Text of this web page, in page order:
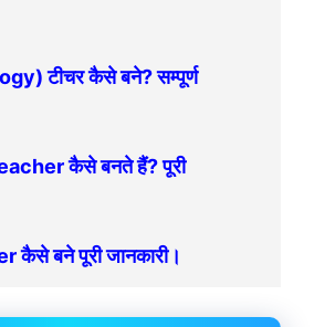
टीचर कैसे बने? सम्पूर्ण
कैसे बनते हैं? पूरी
बने पूरी जानकारी।